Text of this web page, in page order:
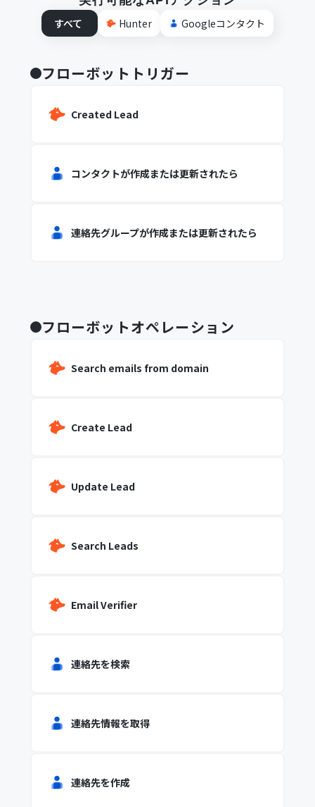
すべて
Hunter Googleコンタクト
フローボットトリガー
Created Lead
コンタクトが作成または更新されたら
連絡先グループが作成または更新されたら
フローボットオペレーション
Search emails from domain
Create Lead
Update Lead
Search Leads
Email Verifier
連絡先を検索
連絡先情報を取得
連絡先を作成